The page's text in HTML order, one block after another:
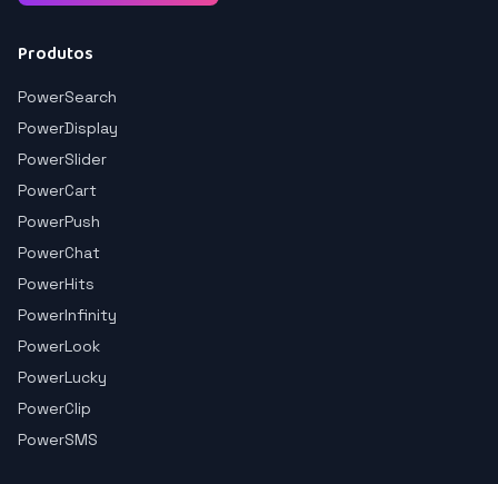
Produtos
PowerSearch
PowerDisplay
PowerSlider
PowerCart
PowerPush
PowerChat
PowerHits
PowerInfinity
PowerLook
PowerLucky
PowerClip
PowerSMS